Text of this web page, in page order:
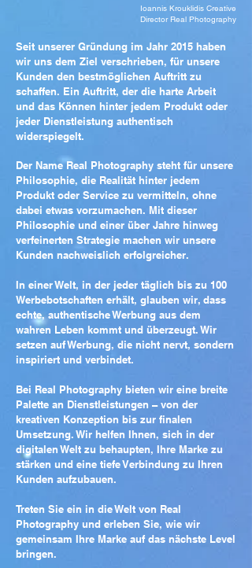
Ioannis Krouklidis Creative
Director Real Photography
Seit unserer Gründung im Jahr 2015 haben
wir uns dem Ziel verschrieben, für unsere
Kunden den bestmöglichen Auftritt zu
schaffen. Ein Auftritt, der die harte Arbeit
und das Können hinter jedem Produkt oder
jeder Dienstleistung authentisch
widerspiegelt.
Der Name Real Photography steht für unsere
Philosophie, die Realität hinter jedem
Produkt oder Service zu vermitteln, ohne
dabei etwas vorzumachen. Mit dieser
Philosophie und einer über Jahre hinweg
verfeinerten Strategie machen wir unsere
Kunden nachweislich erfolgreicher.
In einer Welt, in der jeder täglich bis zu 100
Werbebotschaften erhält, glauben wir, dass
echte, authentische Werbung aus dem
wahren Leben kommt und überzeugt. Wir
setzen auf Werbung, die nicht nervt, sondern
inspiriert und verbindet.
Bei Real Photography bieten wir eine breite
Palette an Dienstleistungen – von der
kreativen Konzeption bis zur finalen
Umsetzung. Wir helfen Ihnen, sich in der
digitalen Welt zu behaupten, Ihre Marke zu
stärken und eine tiefe Verbindung zu Ihren
Kunden aufzubauen.
Treten Sie ein in die Welt von Real
Photography und erleben Sie, wie wir
gemeinsam Ihre Marke auf das nächste Level
bringen.